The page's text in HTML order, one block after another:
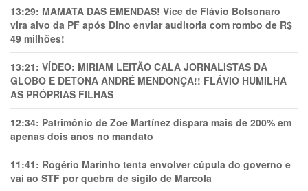
13:29: MAMATA DAS EMENDAS! Vice de Flávio Bolsonaro
vira alvo da PF após Dino enviar auditoria com rombo de R$
49 milhões!
13:21: VÍDEO: MIRIAM LEITÃO CALA JORNALISTAS DA
GLOBO E DETONA ANDRÉ MENDONÇA!! FLÁVIO HUMILHA
AS PRÓPRIAS FILHAS
12:34: Patrimônio de Zoe Martínez dispara mais de 200% em
apenas dois anos no mandato
11:41: Rogério Marinho tenta envolver cúpula do governo e
vai ao STF por quebra de sigilo de Marcola